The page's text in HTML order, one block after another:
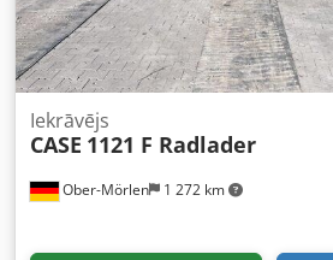
Ober-Mörlen 1 272 km
Iekrāvējs
CASE 1121 F Radlader